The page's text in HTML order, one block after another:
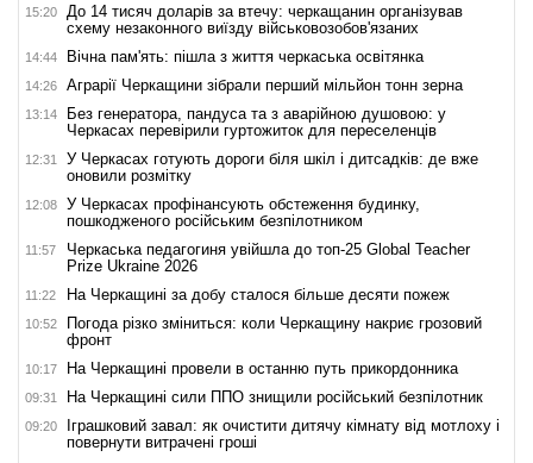
15:20
До 14 тисяч доларів за втечу: черкащанин організував
схему незаконного виїзду військовозобов'язаних
14:44 Вічна пам'ять: пішла з життя черкаська освітянка
14:26 Аграрії Черкащини зібрали перший мільйон тонн зерна
13:14
Без генератора, пандуса та з аварійною душовою: у
Черкасах перевірили гуртожиток для переселенців
12:31
У Черкасах готують дороги біля шкіл і дитсадків: де вже
оновили розмітку
12:08
У Черкасах профінансують обстеження будинку,
пошкодженого російським безпілотником
11:57
Черкаська педагогиня увійшла до топ-25 Global Teacher
Prize Ukraine 2026
11:22 На Черкащині за добу сталося більше десяти пожеж
10:52
Погода різко зміниться: коли Черкащину накриє грозовий
фронт
10:17 На Черкащині провели в останню путь прикордонника
09:31 На Черкащині сили ППО знищили російський безпілотник
09:20
Іграшковий завал: як очистити дитячу кімнату від мотлоху і
повернути витрачені гроші